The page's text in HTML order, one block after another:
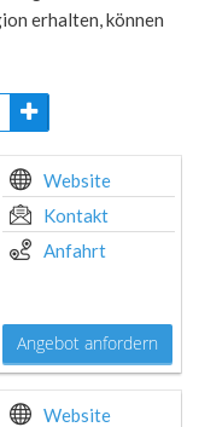
erhalten, können
Website
Kontakt
Anfahrt
Angebot anfordern
Website